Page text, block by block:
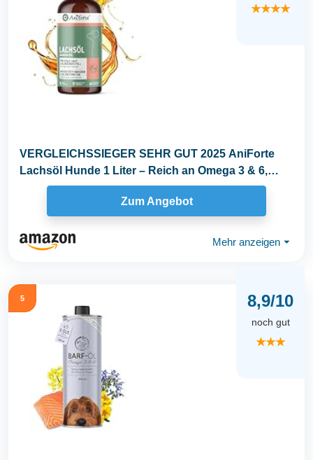
★★★★
VERGLEICHSSIEGER SEHR GUT 2025 AniForte
Lachsöl Hunde 1 Liter – Reich an Omega 3 & 6,
Fischöl...
Zum Angebot
Mehr anzeigen ⏷
5 8,9/10
noch gut
★★★